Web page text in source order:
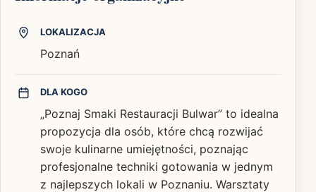
LOKALIZACJA
Poznań
DLA KOGO
„Poznaj Smaki Restauracji Bulwar” to idealna
propozycja dla osób, które chcą rozwijać
swoje kulinarne umiejętności, poznając
profesjonalne techniki gotowania w jednym
z najlepszych lokali w Poznaniu. Warsztaty